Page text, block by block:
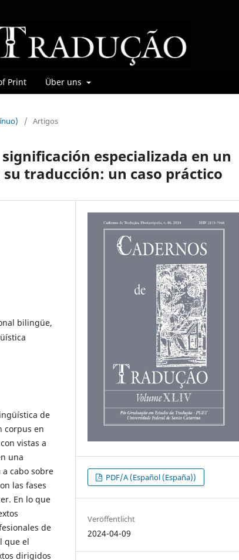
Print Über uns
/ Artigos
especializada en un
traducción: un caso práctico
bilingüe,
de
corpus en
vistas a
una
cabo sobre
las fases
En lo que
de
que el
dirigidos
PDF/A (Español (España))
Veröffentlicht
2024-04-09